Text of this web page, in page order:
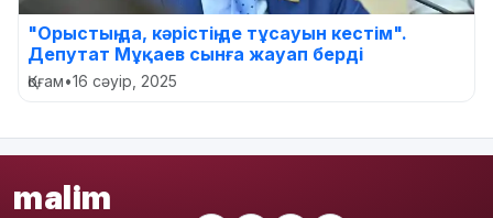
"Орыстың да, кәрістің де тұсауын кестім".
Депутат Мұқаев сынға жауап берді
Қоғам•16 сәуір, 2025
malim